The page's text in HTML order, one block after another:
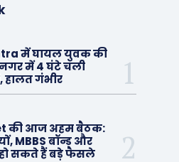
में घायल युवक की
में 4 घंटे चली
हालत गंभीर
की आज अहम बैठक:
MBBS बॉन्ड और
सकते हैं बड़े फैसले